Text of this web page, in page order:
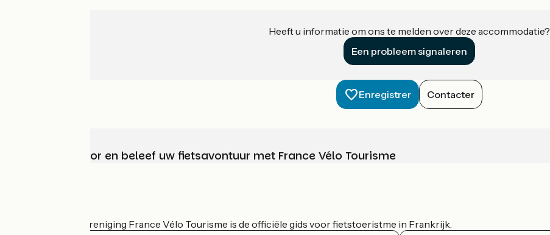
Heeft u informatie om ons te melden over deze accommodatie?
Een probleem signaleren
Enregistrer Contacter
Kies, bereid voor en beleef uw fietsavontuur met France Vélo Tourisme
De nationale vereniging France Vélo Tourisme is de officiële gids voor fietstoeristme in Frankrijk.